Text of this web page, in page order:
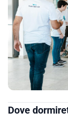
Dove